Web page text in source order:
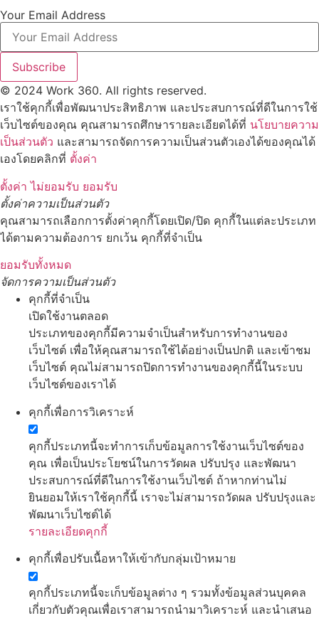
Your Email Address
Subscribe
© 2024 Work 360. All rights reserved.
เราใช้คุกกี้เพื่อพัฒนาประสิทธิภาพ และประสบการณ์ที่ดีในการใช้
เว็บไซต์ของคุณ คุณสามารถศึกษารายละเอียดได้ที่ นโยบายความ
เป็นส่วนตัว และสามารถจัดการความเป็นส่วนตัวเองได้ของคุณได้
เองโดยคลิกที่ ตั้งค่า
ตั้งค่า ไม่ยอมรับ ยอมรับ
ตั้งค่าความเป็นส่วนตัว
คุณสามารถเลือกการตั้งค่าคุกกี้โดยเปิด/ปิด คุกกี้ในแต่ละประเภท
ได้ตามความต้องการ ยกเว้น คุกกี้ที่จำเป็น
ยอมรับทั้งหมด
จัดการความเป็นส่วนตัว
คุกกี้ที่จำเป็น
เปิดใช้งานตลอด
ประเภทของคุกกี้มีความจำเป็นสำหรับการทำงานของ
เว็บไซต์ เพื่อให้คุณสามารถใช้ได้อย่างเป็นปกติ และเข้าชม
เว็บไซต์ คุณไม่สามารถปิดการทำงานของคุกกี้นี้ในระบบ
เว็บไซต์ของเราได้
คุกกี้เพื่อการวิเคราะห์
คุกกี้ประเภทนี้จะทำการเก็บข้อมูลการใช้งานเว็บไซต์ของ
คุณ เพื่อเป็นประโยชน์ในการวัดผล ปรับปรุง และพัฒนา
ประสบการณ์ที่ดีในการใช้งานเว็บไซต์ ถ้าหากท่านไม่
ยินยอมให้เราใช้คุกกี้นี้ เราจะไม่สามารถวัดผล ปรับปรุงและ
พัฒนาเว็บไซต์ได้
รายละเอียดคุกกี้
คุกกี้เพื่อปรับเนื้อหาให้เข้ากับกลุ่มเป้าหมาย
คุกกี้ประเภทนี้จะเก็บข้อมูลต่าง ๆ รวมทั้งข้อมูลส่วนบุคคล
เกี่ยวกับตัวคุณเพื่อเราสามารถนำมาวิเคราะห์ และนำเสนอ